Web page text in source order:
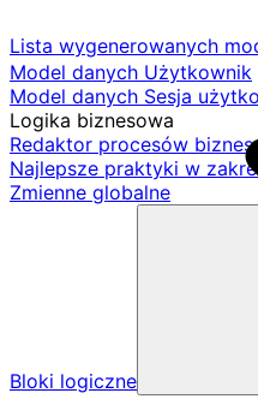
Lista wygenerowanych
Model danych Użytkownik
Model danych Sesja
Logika biznesowa
Redaktor procesów
Najlepsze praktyki w
Zmienne globalne
Bloki logiczne